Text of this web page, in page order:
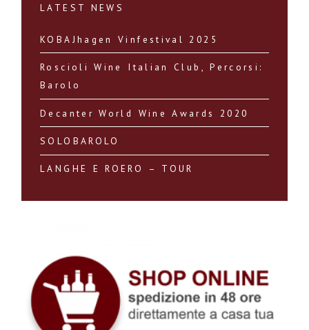
LATEST NEWS
KOBAJhagen Vinfestival 2025
Roscioli Wine Italian Club, Percorsi:
Barolo
Decanter World Wine Awards 2020
SOLOBAROLO
LANGHE E ROERO – TOUR